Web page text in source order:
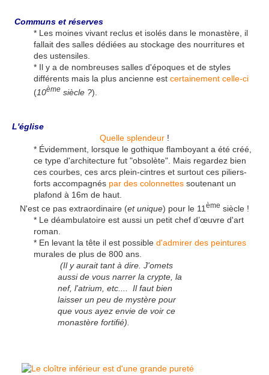
Communs et réserves
* Les moines vivant reclus et isolés dans le monastère, il
fallait des salles dédiées au stockage des nourritures et
des ustensiles.
* Il y a de nombreuses salles d'époques et de styles
différents mais la plus ancienne est certainement celle-ci
(10ème siècle ?).
L'église
Quelle splendeur !
* Évidemment, lorsque le gothique flamboyant a été créé,
ce type d'architecture fut "obsolète". Mais regardez bien
ces courbes, ces arcs plein-cintres et surtout ces piliers-
forts accompagnés par des colonnettes soutenant un
plafond à 16m de haut.
N'est ce pas extraordinaire (et unique) pour le 11 ème siècle !
* Le déambulatoire est aussi un petit chef d’œuvre d'art
roman.
* En levant la tête il est possible d'admirer des peintures
murales de plus de 800 ans.
(Il y aurait tant à dire. J'omets
aussi de vous narrer la crypte, la
nef, l'atrium, etc.... Il faut bien
laisser un peu de mystère pour
que vous ayez envie de voir ce
monastère fortifié).